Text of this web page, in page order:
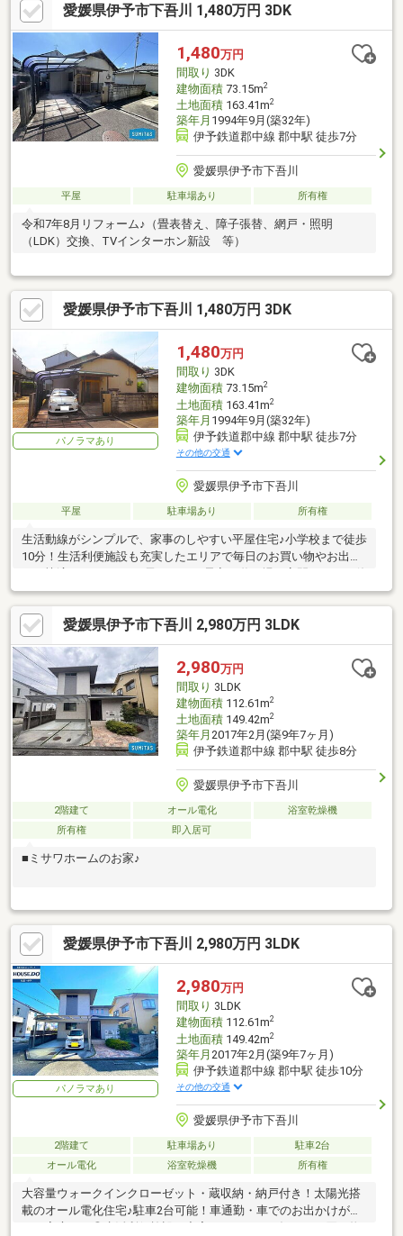
愛媛県伊予市下吾川 1,480万円 3DK
1,480万円
間取り 3DK
建物面積73.15m2
土地面積163.41m2
築年月 1994年9月(築32年)
伊予鉄道郡中線 郡中駅 徒歩7分
愛媛県伊予市下吾川
平屋 駐車場あり 所有権
令和7年8月リフォーム♪（畳表替え、障子張替、網戸・照明
（LDK）交換、TVインターホン新設 等）
愛媛県伊予市下吾川 1,480万円 3DK
パノラマあり
1,480万円
間取り 3DK
建物面積73.15m2
土地面積163.41m2
築年月 1994年9月(築32年)
伊予鉄道郡中線 郡中駅 徒歩7分
その他の交通
愛媛県伊予市下吾川
平屋 駐車場あり 所有権
生活動線がシンプルで、家事のしやすい平屋住宅♪小学校まで徒歩
10分！生活利便施設も充実したエリアで毎日のお買い物やお出か
える便利な和室付き♪
愛媛県伊予市下吾川 2,980万円 3LDK
2,980万円
間取り 3LDK
建物面積112.61m2
土地面積149.42m2
築年月 2017年2月(築9年7ヶ月)
伊予鉄道郡中線 郡中駅 徒歩8分
愛媛県伊予市下吾川
2階建て オール電化
浴室乾燥機
所有権
即入居可
■ミサワホームのお家♪
愛媛県伊予市下吾川 2,980万円 3LDK
パノラマあり
2,980万円
間取り 3LDK
建物面積112.61m2
土地面積149.42m2
築年月 2017年2月(築9年7ヶ月)
伊予鉄道郡中線 郡中駅 徒歩10分
その他の交通
愛媛県伊予市下吾川
2階建て 駐車場あり
駐車2台
オール電化
浴室乾燥機 所有権
大容量ウォークインクローゼット・蔵収納・納戸付き！太陽光搭
載のオール電化住宅♪駐車2台可能！車通勤・車でのお出かけが多